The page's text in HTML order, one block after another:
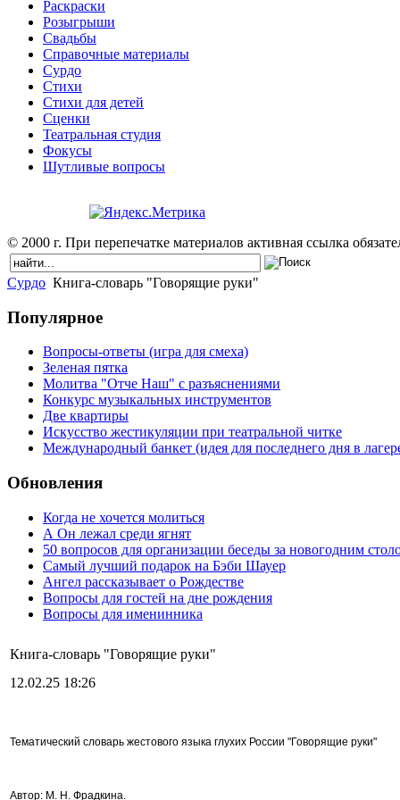
Раскраски
Розыгрыши
Свадьбы
Справочные материалы
Сурдо
Стихи
Стихи для детей
Сценки
Театральная студия
Фокусы
Шутливые вопросы
© 2000 г. При перепечатке материалов активная ссылка
Сурдо Книга-словарь "Говорящие руки"
Популярное
Вопросы-ответы (игра для смеха)
Зеленая пятка
Молитва "Отче Наш" с разъяснениями
Конкурс музыкальных инструментов
Две квартиры
Искусство жестикуляции при театральной читке
Международный банкет (идея для последнего дня в
Обновления
Когда не хочется молиться
А Он лежал среди ягнят
50 вопросов для организации беседы за новогодним
Самый лучший подарок на Бэби Шауер
Ангел рассказывает о Рождестве
Вопросы для гостей на дне рождения
Вопросы для именинника
Книга-словарь "Говорящие руки"
12.02.25 18:26
Тематический словарь жестового языка глухих России "Говорящие руки"
Автор: М. Н. Фрадкина.